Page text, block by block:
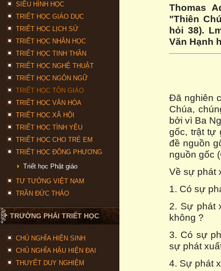
SIÊU HÌNH HỌC
TRIẾT HỌC GIÁO DỤC
TRIẾT HỌC LỊCH SỬ
TRIẾT HỌC NHÂN HỌC
TRIẾT HỌC TINH THẦN
TRIẾT HỌC NGHỆ THUẬT
TRIẾT HỌC NGÔN NGỮ
TRIẾT HỌC TÔN GIÁO
TRIẾT HỌC VĂN HÓA
TRIẾT HỌC XÃ HỘI
TRIẾT HỌC TÌNH YÊU
TRIẾT HỌC CHO TRẺ EM
TRIẾT HỌC ĐÔNG PHƯƠNG
Triết học Phật giáo
TƯ TƯỞNG VIỆT NAM
TRẦN ĐỨC THẢO
TRƯỜNG PHÁI TRIẾT HỌC
CHỦ NGHĨA HIỆN SINH
CHỦ NGHĨA HẬU HIỆN ĐẠI
THUYẾT DUY NGHIỆM
Thomas
"Thiên
hỏi 38).
Văn Hạnh
Đã nghiên
Chúa,
bởi vì Ba
gốc, trật tự
đề nguồn
nguồn gốc
Về sự phát
1. Có sự
2. Sự phát
không ?
3. Có sự
sự phát
4. Sự phát